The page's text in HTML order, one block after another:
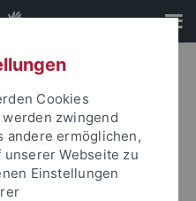
Cookies
zwingend
andere ermöglichen,
Webseite zu
Einstellungen